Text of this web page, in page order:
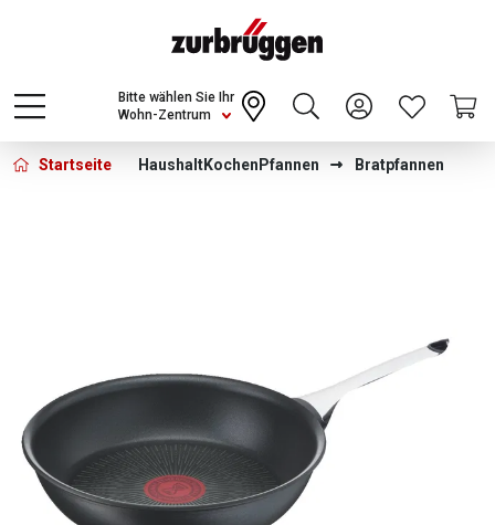
Choose a different country or region to see
content for your location and shop online
CONTINUE
Wohn-Zentrum
Bitte wählen Sie Ihr
Startseite HaushaltKochen Pfannen Bratpfannen